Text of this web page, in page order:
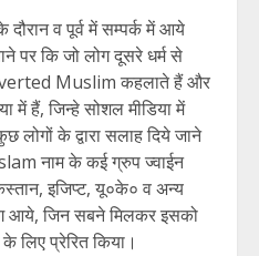
दौरान व पूर्व में सम्पर्क में आये
पर कि जो लोग दूसरे धर्म से
Muslim कहलाते हैं और
में हैं, जिन्हे सोशल मीडिया में
के द्वारा सलाह दिये जाने
नाम के कई ग्रुप ज्वाईन
इजिप्ट, यू०के० व अन्य
आये, जिन सबने मिलकर इसको
लिए प्रेरित किया।